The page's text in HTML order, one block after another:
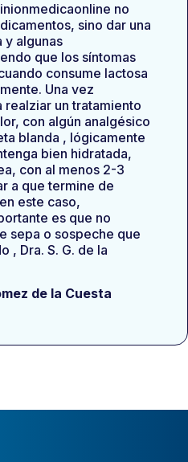
no
sino dar una
y algunas
que los síntomas
consume lactosa
Una vez
un tratamiento
con algún analgésico
blanda , lógicamente
bien hidratada,
con al menos 2-3
a que termine de
este caso,
es que no
sepa o sospeche que
, Dra. S. G. de la
de la Cuesta